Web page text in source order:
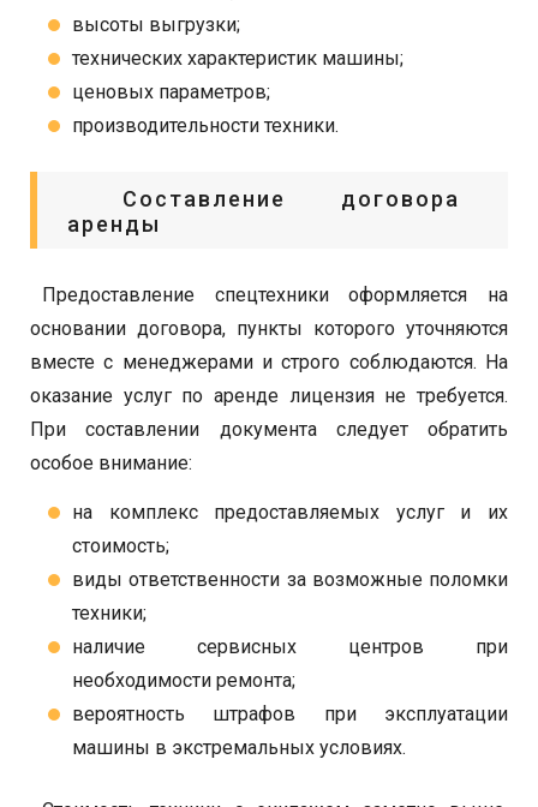
высоты выгрузки;
технических характеристик машины;
ценовых параметров;
производительности техники.
Составление договора
аренды
Предоставление спецтехники оформляется на
основании договора, пункты которого уточняются
вместе с менеджерами и строго соблюдаются. На
оказание услуг по аренде лицензия не требуется.
При составлении документа следует обратить
особое внимание:
на комплекс предоставляемых услуг и их
стоимость;
виды ответственности за возможные поломки
техники;
наличие сервисных центров при
необходимости ремонта;
вероятность штрафов при эксплуатации
машины в экстремальных условиях.